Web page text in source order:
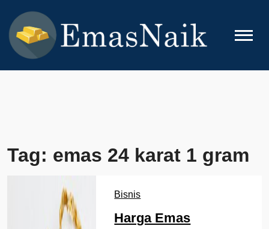
content
EMASNAIK
Topik Seputar Emas
Tag: emas 24 karat 1 gram
Bisnis
Harga Emas